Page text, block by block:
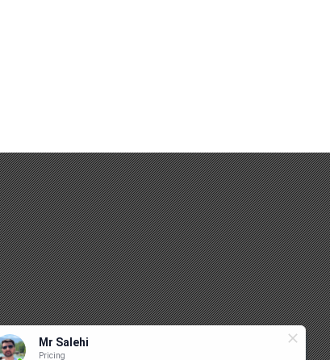
Mr Salehi
Pricing